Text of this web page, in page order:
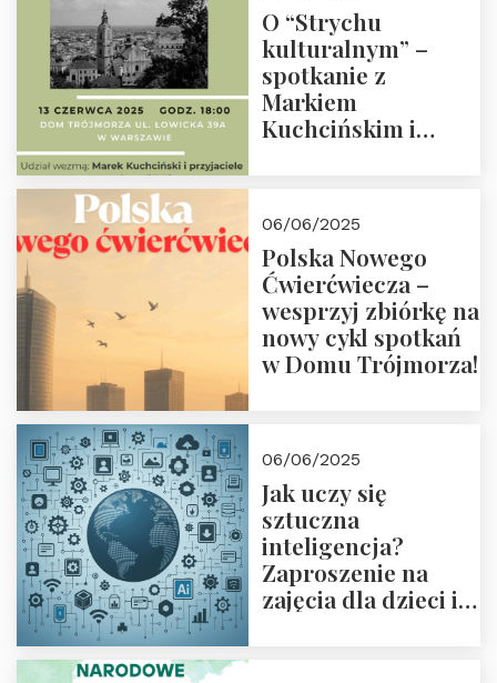
O “Strychu
kulturalnym” –
spotkanie z
Markiem
Kuchcińskim i
18:00
06/06/2025
Polska Nowego
Ćwierćwiecza –
wesprzyj zbiórkę na
nowy cykl spotkań
w Domu Trójmorza!
06/06/2025
Jak uczy się
sztuczna
inteligencja?
Zaproszenie na
zajęcia dla dzieci i